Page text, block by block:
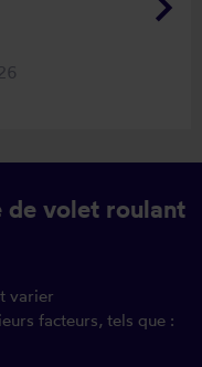
de volet roulant
varier
facteurs, tels que :